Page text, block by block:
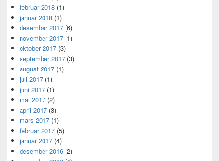
februar 2018 (1)
januar 2018 (1)
desember 2017 (6)
november 2017 (1)
oktober 2017 (3)
september 2017 (3)
august 2017 (1)
juli 2017 (1)
juni 2017 (1)
mai 2017 (2)
april 2017 (3)
mars 2017 (1)
februar 2017 (5)
januar 2017 (4)
desember 2016 (2)